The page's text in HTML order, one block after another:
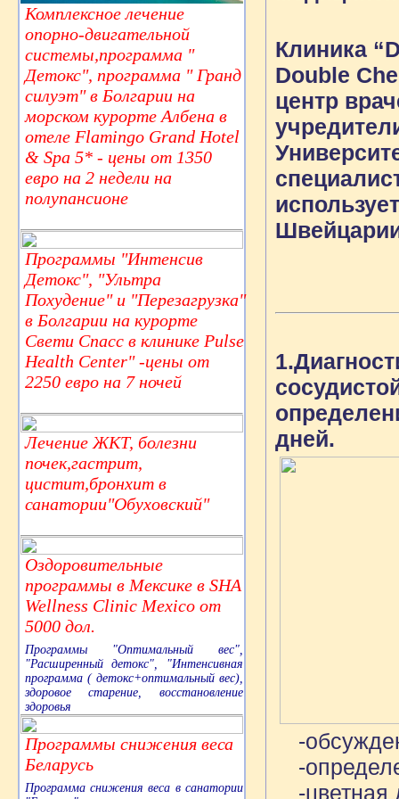
Комплексное лечение
опорно-двигательной
системы,программа "
Детокс", программа " Гранд
силуэт" в Болгарии на
морском курорте Албена в
отеле Flamingo Grand Hotel
& Spa 5* - цены от 1350
евро на 2 недели на
полупансионе
Программы "Интенсив
Детокс", "Ультра
Похудение" и "Перезагрузка"
в Болгарии на курорте
Свети Спасс в клинике Pulse
Health Center" -цены от
2250 евро на 7 ночей
Лечение ЖКТ, болезни
почек,гастрит,
цистит,бронхит в
санатории"Обуховский"
Оздоровительные
программы в Мексике в SHA
Wellness Clinic Mexico от
5000 дол.
Программы "Оптимальный вес",
"Расширенный детокс", "Интенсивная
программа ( детокс+оптимальный вес),
здоровое старение, восстановление
здоровья
Программы снижения веса
Беларусь
Программа снижения веса в санатории
Клиника
Double
центр
дней.
-
-
-